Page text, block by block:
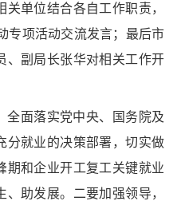
单位结合各自工作职责，
专项活动交流发言；最后市
、副局长张华对相关工作开
全面落实党中央、国务院及
分就业的决策部署，切实做
期和企业开工复工关键就业
助发展。二要加强领导，